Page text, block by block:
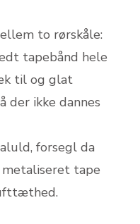
to rørskåle:
tapebånd hele
til og glat
der ikke dannes
forsegl da
tape